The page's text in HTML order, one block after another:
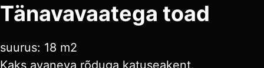
Tänavavaatega toad
suurus: 18 m2